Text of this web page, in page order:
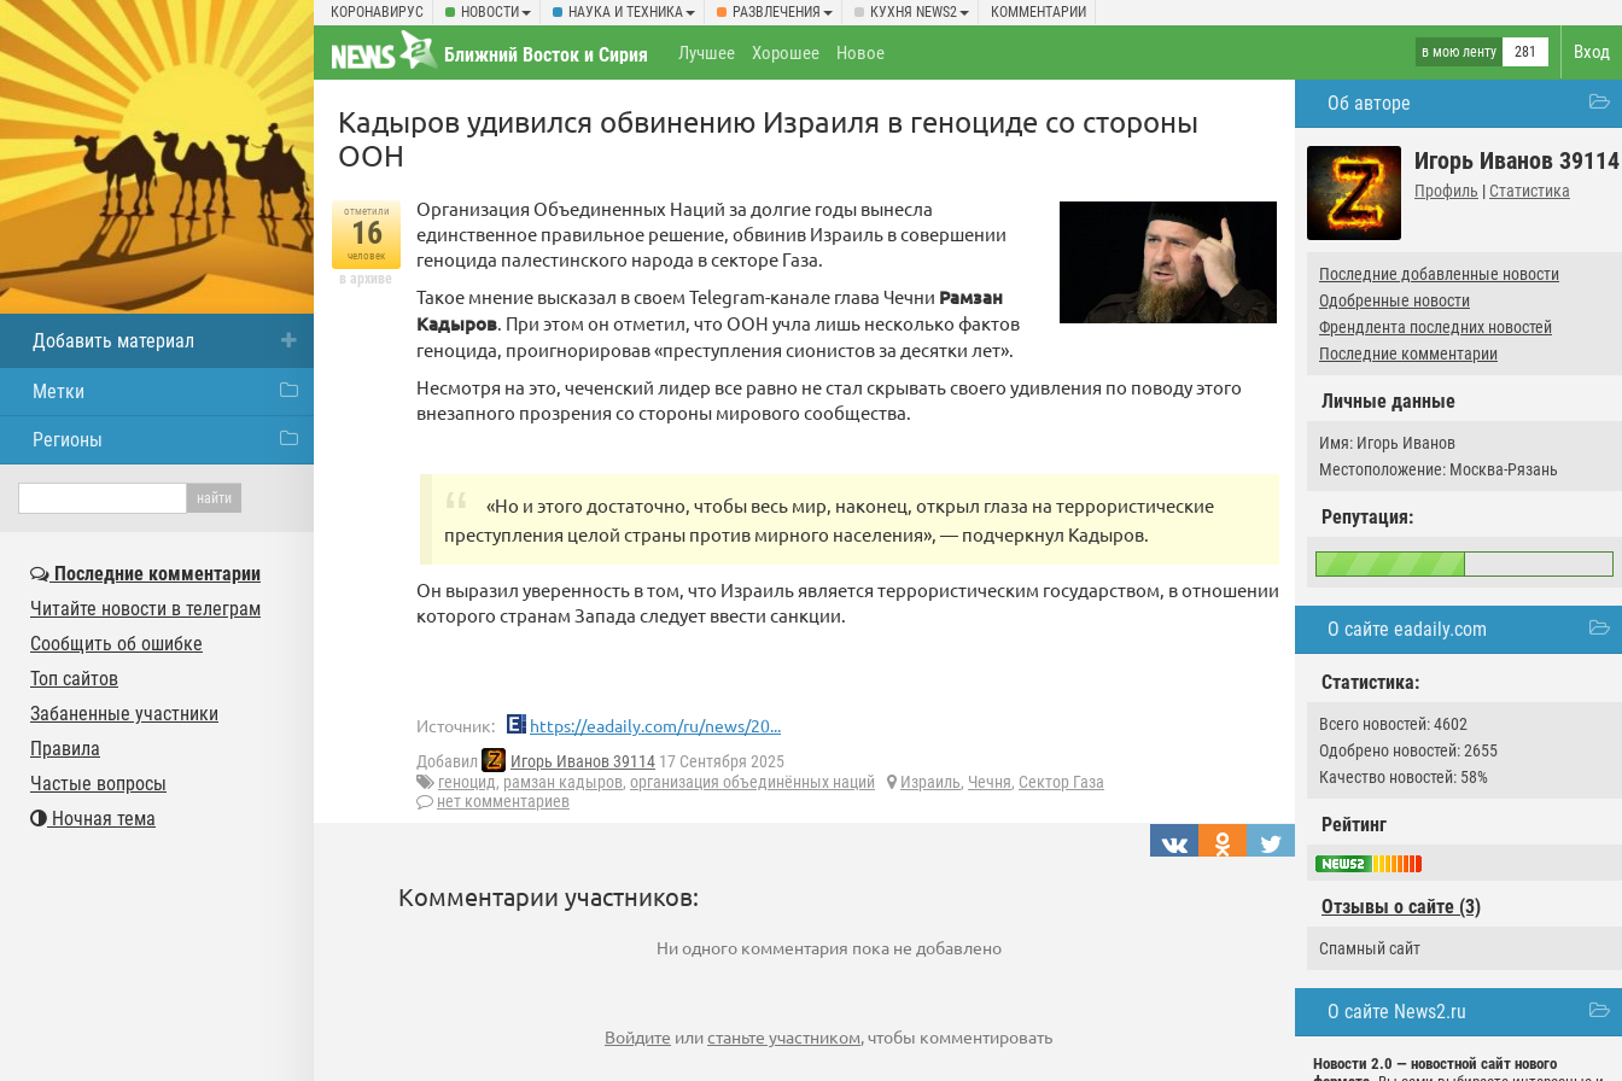
КОРОНАВИРУС НОВОСТИ НАУКА И ТЕХНИКА РАЗВЛЕЧЕНИЯ КУХНЯ NEWS2 КОММЕНТАРИИ
Вход
Ближний Восток и Сирия в мою ленту 281
Лучшее Хорошее Новое
Об авторе
Игорь Иванов 39114
Профиль | Статистика
Последние добавленные новости
Одобренные новости
Френдлента последних новостей
Последние комментарии
Личные данные
Имя: Игорь Иванов
Местоположение: Москва-Рязань
Репутация:
О сайте eadaily.com
Статистика:
Всего новостей: 4602
Одобрено новостей: 2655
Качество новостей: 58%
Рейтинг
Отзывы о сайте (3)
Спамный сайт
О сайте News2.ru
Новости 2.0 — новостной сайт нового
Кадыров удивился обвинению Израиля в геноциде со стороны
ООН
отметили
16
человек
в архиве
Организация Объединенных Наций за долгие годы вынесла
единственное правильное решение, обвинив Израиль в совершении
геноцида палестинского народа в секторе Газа.
Такое мнение высказал в своем Telegram-канале глава Чечни Рамзан
Кадыров. При этом он отметил, что ООН учла лишь несколько фактов
геноцида, проигнорировав «преступления сионистов за десятки лет».
Несмотря на это, чеченский лидер все равно не стал скрывать своего удивления по поводу этого
внезапного прозрения со стороны мирового сообщества.
«Но и этого достаточно, чтобы весь мир, наконец, открыл глаза на террористические
преступления целой страны против мирного населения», — подчеркнул Кадыров.
Он выразил уверенность в том, что Израиль является террористическим государством, в отношении
которого странам Запада следует ввести санкции.
Источник: https://eadaily.com/ru/news/20...
Добавил Игорь Иванов 39114 17 Сентября 2025
геноцид, рамзан кадыров, организация объединённых наций Израиль, Чечня, Сектор Газа
нет комментариев
Комментарии участников:
Ни одного комментария пока не добавлено
Войдите илистаньте участником, чтобы комментировать
Добавить материал
Метки
Регионы
Последние комментарии
Читайте новости в телеграм
Сообщить об ошибке
Топ сайтов
Забаненные участники
Правила
Частые вопросы
Ночная тема